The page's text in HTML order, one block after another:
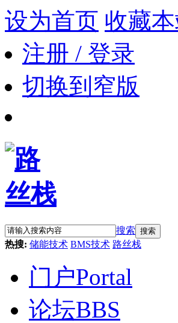
设为首页 收藏
注册 / 登录
切换到窄版
搜索 搜索
热搜: 储能技术 BMS技术 路丝栈
门户Portal
论坛BBS